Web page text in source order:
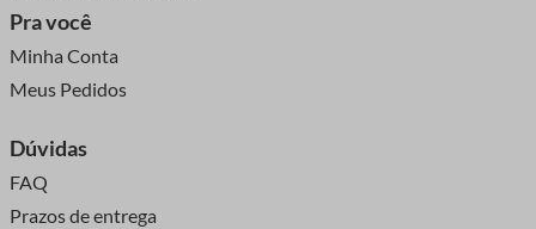
Pra você
Minha Conta
Meus Pedidos
Dúvidas
FAQ
Prazos de entrega